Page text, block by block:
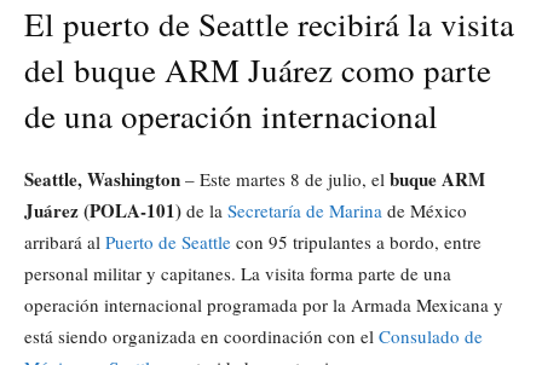
El puerto de Seattle recibirá la visita
del buque ARM Juárez como parte
de una operación internacional
Seattle, Washington – Este martes 8 de julio, el buque ARM
Juárez (POLA-101) de la Secretaría de Marina de México
arribará al Puerto de Seattle con 95 tripulantes a bordo, entre
personal militar y capitanes. La visita forma parte de una
operación internacional programada por la Armada Mexicana y
está siendo organizada en coordinación con el Consulado de